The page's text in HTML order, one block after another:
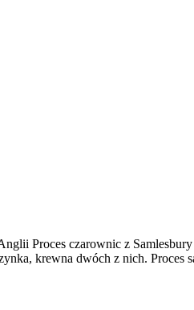
Proces czarownic z
krewna dwóch z nich.